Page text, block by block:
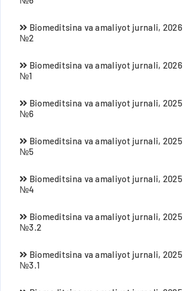
Biomeditsina va amaliyot jurnali, 2026
№2
Biomeditsina va amaliyot jurnali, 2026
№1
Biomeditsina va amaliyot jurnali, 2025
№6
Biomeditsina va amaliyot jurnali, 2025
№5
Biomeditsina va amaliyot jurnali, 2025
№4
Biomeditsina va amaliyot jurnali, 2025
№3.2
Biomeditsina va amaliyot jurnali, 2025
№3.1